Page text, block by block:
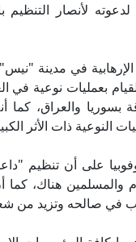
لأنصار التنظيم
في مدينة
بعمليات نوعية
بسوريا والعراق،
النوعية ذات الأثر
على أن تنظيم
والمسلمين هناك، كما
في صالحه وتزيد من